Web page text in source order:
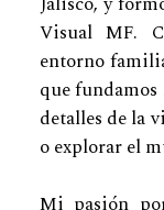
Visual MF.
entorno
que
detalles de la
o explorar el